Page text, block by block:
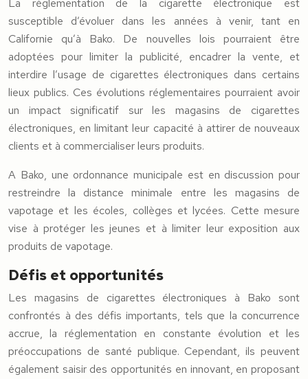
La réglementation de la cigarette électronique est
susceptible d’évoluer dans les années à venir, tant en
Californie qu’à Bako. De nouvelles lois pourraient être
adoptées pour limiter la publicité, encadrer la vente, et
interdire l’usage de cigarettes électroniques dans certains
lieux publics. Ces évolutions réglementaires pourraient avoir
un impact significatif sur les magasins de cigarettes
électroniques, en limitant leur capacité à attirer de nouveaux
clients et à commercialiser leurs produits.
A Bako, une ordonnance municipale est en discussion pour
restreindre la distance minimale entre les magasins de
vapotage et les écoles, collèges et lycées. Cette mesure
vise à protéger les jeunes et à limiter leur exposition aux
produits de vapotage.
Défis et opportunités
Les magasins de cigarettes électroniques à Bako sont
confrontés à des défis importants, tels que la concurrence
accrue, la réglementation en constante évolution et les
préoccupations de santé publique. Cependant, ils peuvent
également saisir des opportunités en innovant, en proposant